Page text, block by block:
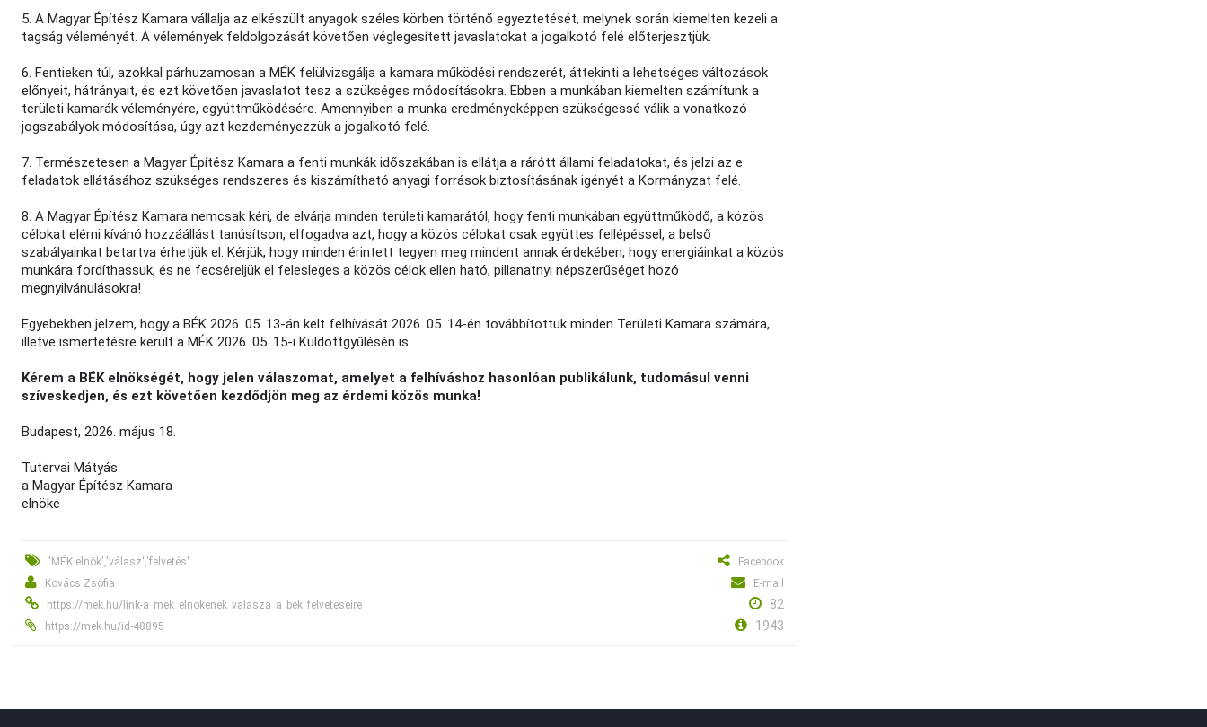
5. A Magyar Építész Kamara vállalja az elkészült anyagok széles körben történő egyeztetését, melynek során kiemelten kezeli a
tagság véleményét. A vélemények feldolgozását követően véglegesített javaslatokat a jogalkotó felé előterjesztjük.
6. Fentieken túl, azokkal párhuzamosan a MÉK felülvizsgálja a kamara működési rendszerét, áttekinti a lehetséges változások
előnyeit, hátrányait, és ezt követően javaslatot tesz a szükséges módosításokra. Ebben a munkában kiemelten számítunk a
területi kamarák véleményére, együttműködésére. Amennyiben a munka eredményeképpen szükségessé válik a vonatkozó
jogszabályok módosítása, úgy azt kezdeményezzük a jogalkotó felé.
7. Természetesen a Magyar Építész Kamara a fenti munkák időszakában is ellátja a rárótt állami feladatokat, és jelzi az e
feladatok ellátásához szükséges rendszeres és kiszámítható anyagi források biztosításának igényét a Kormányzat felé.
8. A Magyar Építész Kamara nemcsak kéri, de elvárja minden területi kamarától, hogy fenti munkában együttműködő, a közös
célokat elérni kívánó hozzáállást tanúsítson, elfogadva azt, hogy a közös célokat csak együttes fellépéssel, a belső
szabályainkat betartva érhetjük el. Kérjük, hogy minden érintett tegyen meg mindent annak érdekében, hogy energiáinkat a közös
munkára fordíthassuk, és ne fecséreljük el felesleges a közös célok ellen ható, pillanatnyi népszerűséget hozó
megnyilvánulásokra!
Egyebekben jelzem, hogy a BÉK 2026. 05. 13-án kelt felhívását 2026. 05. 14-én továbbítottuk minden Területi Kamara számára,
illetve ismertetésre került a MÉK 2026. 05. 15-i Küldöttgyűlésén is.
Kérem a BÉK elnökségét, hogy jelen válaszomat, amelyet a felhíváshoz hasonlóan publikálunk, tudomásul venni
szíveskedjen, és ezt követően kezdődjön meg az érdemi közös munka!
Budapest, 2026. május 18.
Tutervai Mátyás
a Magyar Építész Kamara
elnöke
'MÉK elnök','válasz','felvetés'
Facebook
Kovács Zsófia
E-mail
https://mek.hu/link-a_mek_elnokenek_valasza_a_bek_felveteseire
82
https://mek.hu/id-48895 1943